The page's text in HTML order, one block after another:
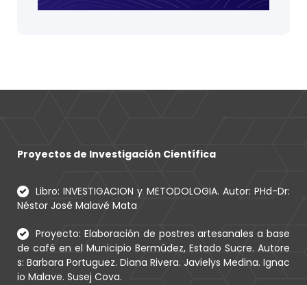
Proyectos de Investigación Científica
Libro: INVESTIGACION y METODOLOGIA. Autor: PHd-Dr:
Néstor José Malavé Mata
Proyecto: Elaboración de postres artesanales a base
de café en el Municipio Bermúdez, Estado Sucre. Autore
s: Barbara Portuguez. Diana Rivera. Javielys Medina. Ignac
io Malave. Susej Cova.